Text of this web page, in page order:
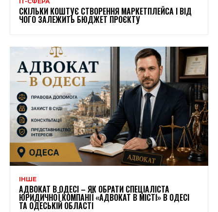
СКІЛЬКИ КОШТУЄ СТВОРЕННЯ МАРКЕТПЛЕЙСА І ВІД
ЧОГО ЗАЛЕЖИТЬ БЮДЖЕТ ПРОЄКТУ
ІНШЕ
АДВОКАТ В ОДЕСІ – ЯК ОБРАТИ СПЕЦІАЛІСТА
ЮРИДИЧНОЇ КОМПАНІЇ «АДВОКАТ В МІСТІ» В ОДЕСІ
ТА ОДЕСЬКІЙ ОБЛАСТІ